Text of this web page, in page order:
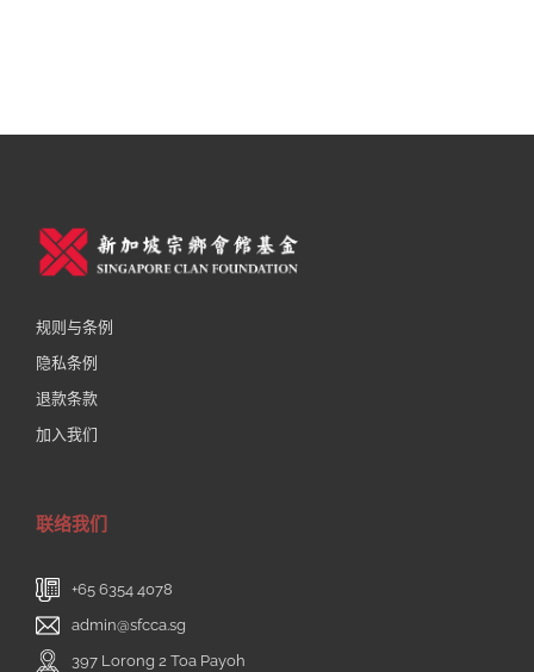
联络我们